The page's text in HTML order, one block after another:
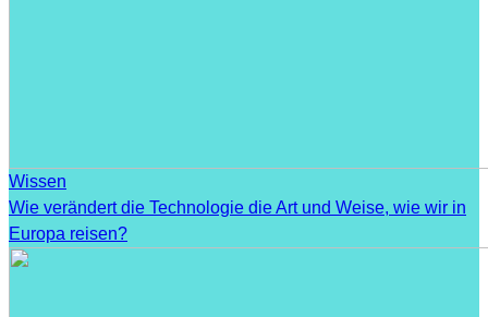
Wissen
Wie verändert die Technologie die Art und Weise, wie wir in
Europa reisen?